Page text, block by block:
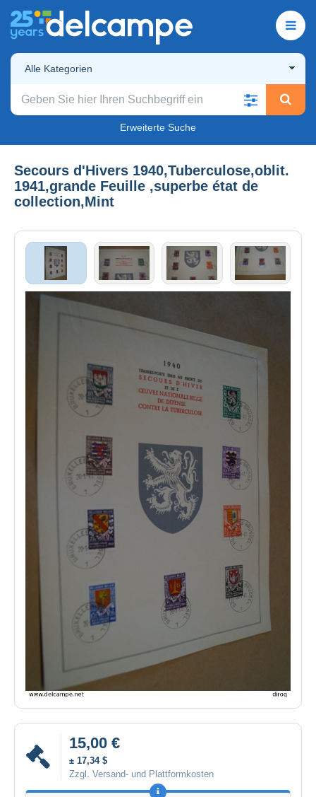
Alle Kategorien
Erweiterte Suche
Secours d'Hivers 1940,Tuberculose,oblit.
1941,grande Feuille ,superbe état de
collection,Mint
15,00 €
± 17,34 $
Zzgl. Versand- und Plattformkosten